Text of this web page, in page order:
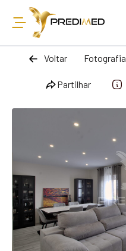
Voltar Fotografia
Partilhar